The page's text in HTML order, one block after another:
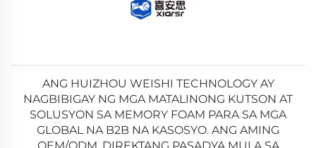
ANG HUIZHOU WEISHI TECHNOLOGY AY
NAGBIBIGAY NG MGA MATALINONG KUTSON AT
SOLUSYON SA MEMORY FOAM PARA SA MGA
GLOBAL NA B2B NA KASOSYO. ANG AMING
OEM/ODM, DIREKTANG PASADYA MULA SA